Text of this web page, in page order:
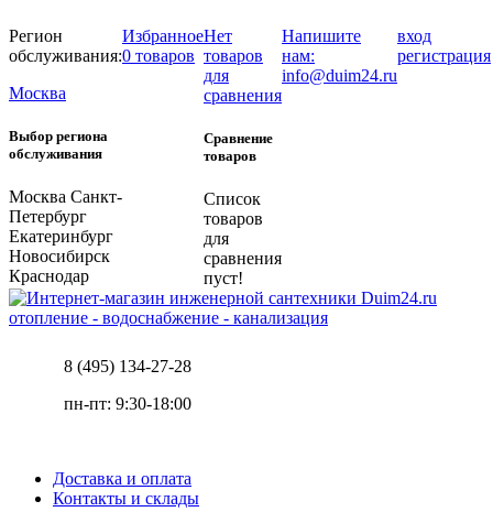
Регион
обслуживания:
Москва
Выбор региона
обслуживания
Москва Санкт-
Петербург
Екатеринбург
Новосибирск
Краснодар
Избранное
0 товаров
Нет
товаров
для
сравнения
Сравнение
товаров
Список
товаров
для
сравнения
пуст!
Напишите
нам:
info@duim24.ru
вход
регистрация
отопление - водоснабжение - канализация
8 (495) 134-27-28
пн-пт: 9:30-18:00
Доставка и оплата
Контакты и склады